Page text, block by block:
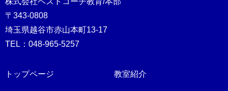
〒343-0808
埼玉県越谷市赤山本町13-17
TEL：048-965-5257
トップページ 教室紹介